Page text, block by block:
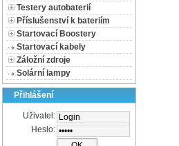
Testery autobaterií
Příslušenství k bateriím
Startovací Boostery
Startovací kabely
Záložní zdroje
Solární lampy
Přihlášení
Uživatel:
Heslo: